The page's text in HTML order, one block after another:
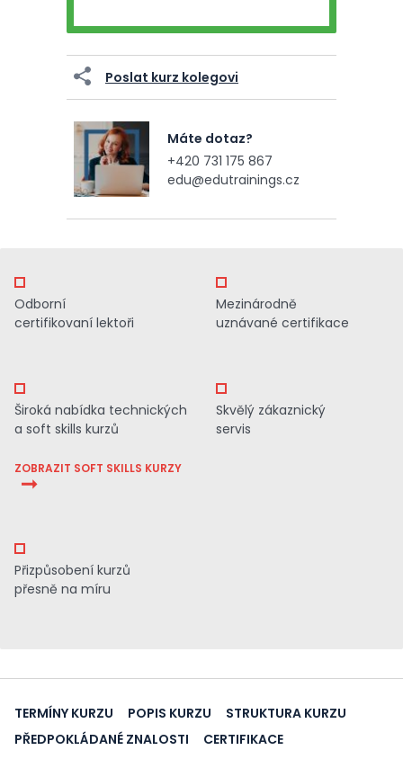
Poslat kurz kolegovi
Máte dotaz?
+420 731 175 867
edu@edutrainings.cz
Odborní
certifikovaní lektoři
Mezinárodně
uznávané certifikace
Široká nabídka technických
a soft skills kurzů
ZOBRAZIT SOFT SKILLS KURZY
Skvělý zákaznický
servis
Přizpůsobení kurzů
přesně na míru
TERMÍNY KURZU POPIS KURZU
STRUKTURA KURZU
PŘEDPOKLÁDANÉ ZNALOSTI
CERTIFIKACE